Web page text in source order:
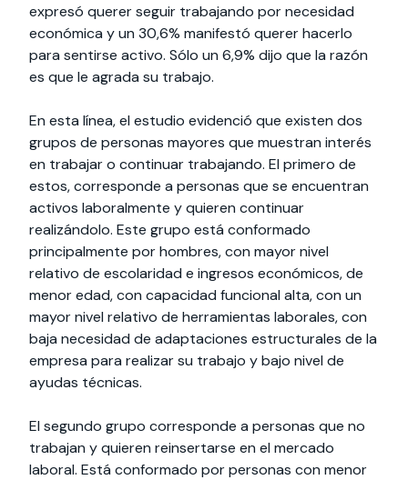
expresó querer seguir trabajando por necesidad
económica y un 30,6% manifestó querer hacerlo
para sentirse activo. Sólo un 6,9% dijo que la razón
es que le agrada su trabajo.
En esta línea, el estudio evidenció que existen dos
grupos de personas mayores que muestran interés
en trabajar o continuar trabajando. El primero de
estos, corresponde a personas que se encuentran
activos laboralmente y quieren continuar
realizándolo. Este grupo está conformado
principalmente por hombres, con mayor nivel
relativo de escolaridad e ingresos económicos, de
menor edad, con capacidad funcional alta, con un
mayor nivel relativo de herramientas laborales, con
baja necesidad de adaptaciones estructurales de la
empresa para realizar su trabajo y bajo nivel de
ayudas técnicas.
El segundo grupo corresponde a personas que no
trabajan y quieren reinsertarse en el mercado
laboral. Está conformado por personas con menor